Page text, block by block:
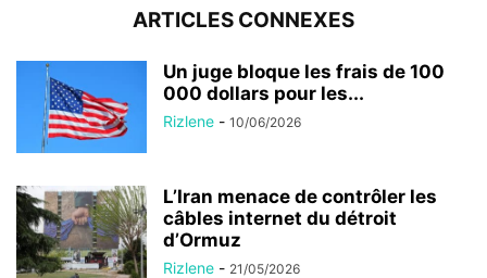
ARTICLES CONNEXES
Un juge bloque les frais de 100
000 dollars pour les...
Rizlene - 10/06/2026
L’Iran menace de contrôler les
câbles internet du détroit
d’Ormuz
Rizlene - 21/05/2026